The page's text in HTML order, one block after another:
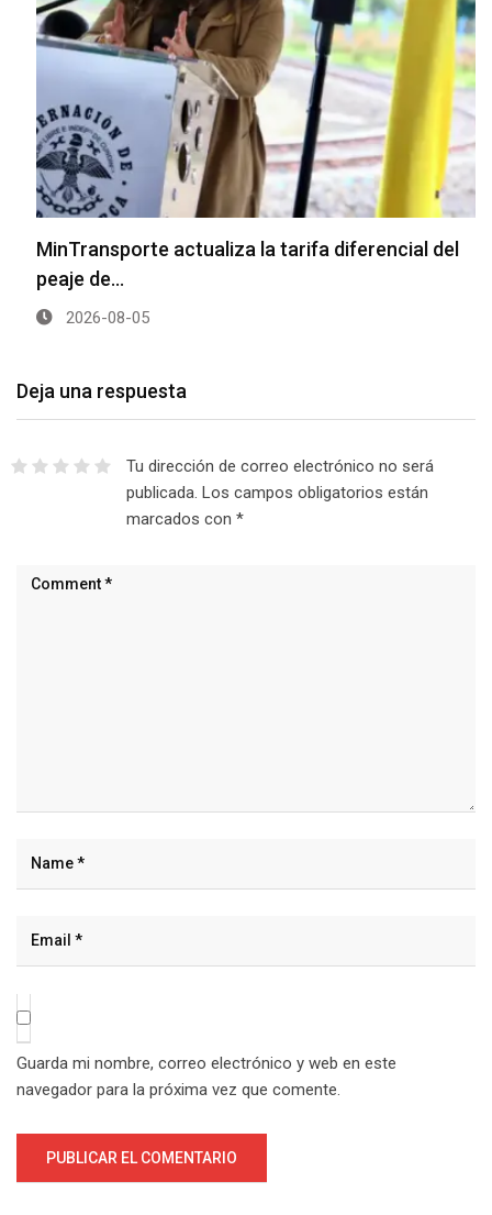
MinTransporte actualiza la tarifa diferencial del
peaje de…
2026-08-05
Deja una respuesta
Tu dirección de correo electrónico no será
publicada. Los campos obligatorios están
marcados con *
Guarda mi nombre, correo electrónico y web en este
navegador para la próxima vez que comente.